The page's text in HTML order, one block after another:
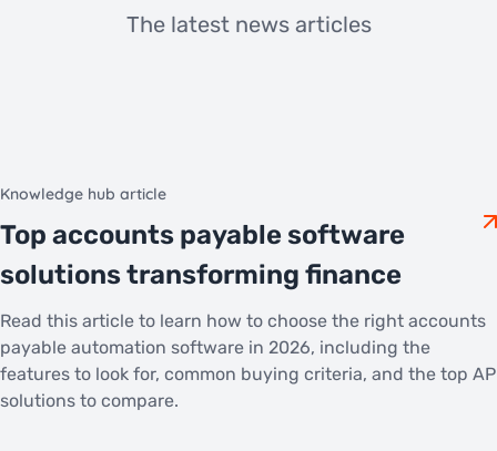
The latest news articles
Knowledge hub article
Top accounts payable software
solutions transforming finance
Read this article to learn how to choose the right accounts
payable automation software in 2026, including the
features to look for, common buying criteria, and the top AP
solutions to compare.